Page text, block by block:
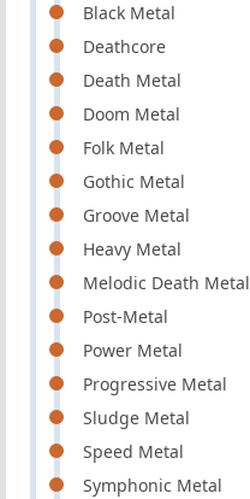
Black Metal
Deathcore
Death Metal
Doom Metal
Folk Metal
Gothic Metal
Groove Metal
Heavy Metal
Melodic Death Metal
Post-Metal
Power Metal
Progressive Metal
Sludge Metal
Speed Metal
Symphonic Metal